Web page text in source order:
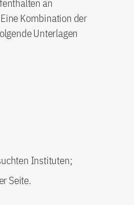
an
Kombination der
Unterlagen
Instituten;
Seite.